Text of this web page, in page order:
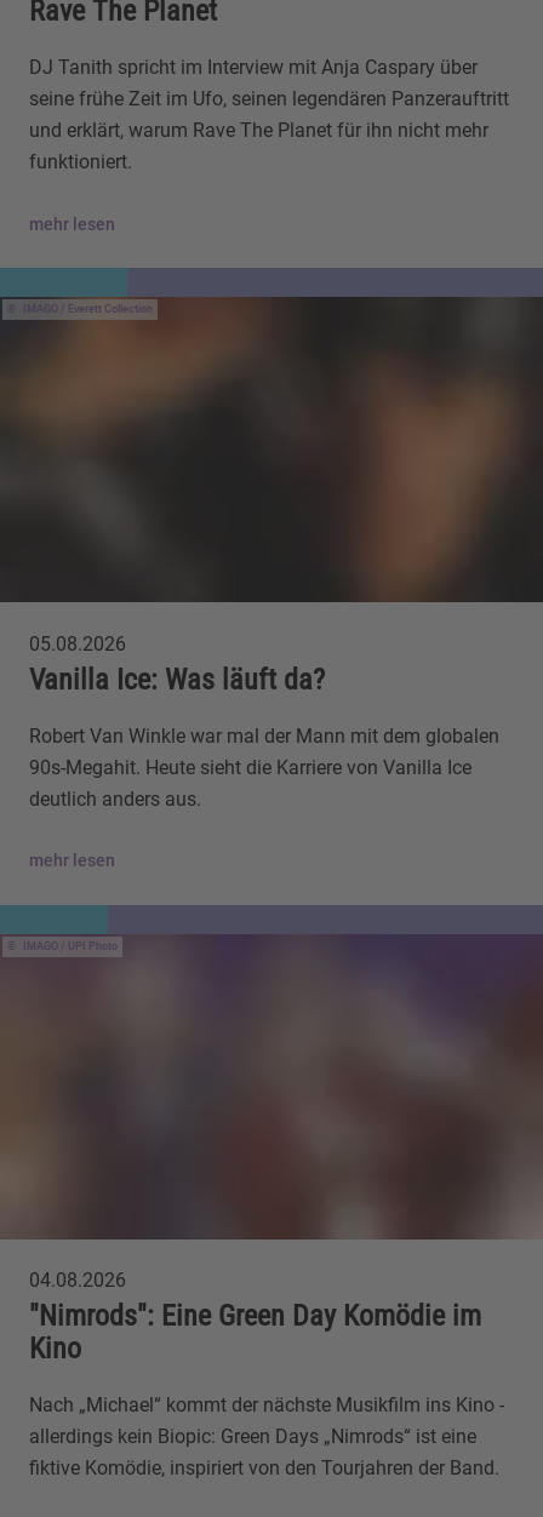
Rave The Planet
DJ Tanith spricht im Interview mit Anja Caspary über
seine frühe Zeit im Ufo, seinen legendären Panzerauftritt
und erklärt, warum Rave The Planet für ihn nicht mehr
funktioniert.
mehr lesen
IMAGO / Everett Collection
05.08.2026
Vanilla Ice: Was läuft da?
Robert Van Winkle war mal der Mann mit dem globalen
90s-Megahit. Heute sieht die Karriere von Vanilla Ice
deutlich anders aus.
mehr lesen
IMAGO / UPI Photo
04.08.2026
"Nimrods": Eine Green Day Komödie im
Kino
Nach „Michael“ kommt der nächste Musikfilm ins Kino -
allerdings kein Biopic: Green Days „Nimrods“ ist eine
fiktive Komödie, inspiriert von den Tourjahren der Band.